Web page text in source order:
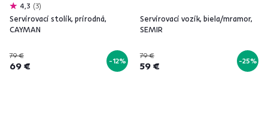
4,3 3
Servírovací stolík, prírodná,
CAYMAN
79 €
69 € -12%
Servírovací vozík, biela/mramor,
SEMIR
79 €
59 € -25%